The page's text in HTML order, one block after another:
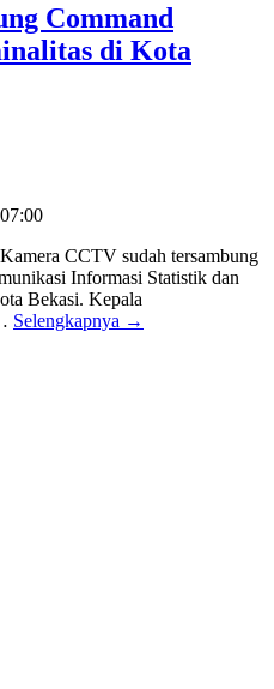
Command
di Kota
CCTV sudah tersambung
Informasi Statistik dan
Bekasi. Kepala
Selengkapnya →